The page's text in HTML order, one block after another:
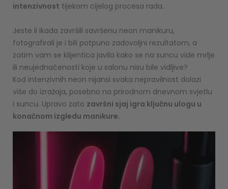
intenzivnost tijekom cijelog procesa rada.
Jeste li ikada završili savršenu neon manikuru,
fotografirali je i bili potpuno zadovoljni rezultatom, a
zatim vam se klijentica javila kako se na suncu vide mrlje
ili neujednačenosti koje u salonu nisu bile vidljive?
Kod intenzivnih neon nijansi svaka nepravilnost dolazi
više do izražaja, posebno na prirodnom dnevnom svjetlu
i suncu. Upravo zato završni sjaj igra ključnu ulogu u
konačnom izgledu manikure.